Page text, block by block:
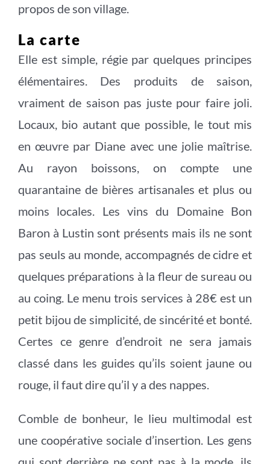
propos de son village.
La carte
Elle est simple, régie par quelques principes
élémentaires. Des produits de saison,
vraiment de saison pas juste pour faire joli.
Locaux, bio autant que possible, le tout mis
en œuvre par Diane avec une jolie maîtrise.
Au rayon boissons, on compte une
quarantaine de bières artisanales et plus ou
moins locales. Les vins du Domaine Bon
Baron à Lustin sont présents mais ils ne sont
pas seuls au monde, accompagnés de cidre et
quelques préparations à la fleur de sureau ou
au coing. Le menu trois services à 28€ est un
petit bijou de simplicité, de sincérité et bonté.
Certes ce genre d’endroit ne sera jamais
classé dans les guides qu’ils soient jaune ou
rouge, il faut dire qu’il y a des nappes.
Comble de bonheur, le lieu multimodal est
une coopérative sociale d’insertion. Les gens